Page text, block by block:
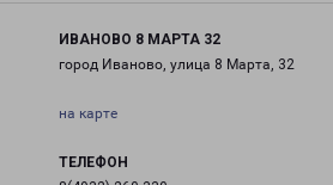
ИВАНОВО 8 МАРТА 32
город Иваново, улица 8 Марта, 32
на карте
ТЕЛЕФОН